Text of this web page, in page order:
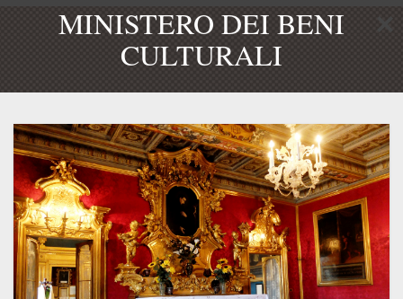
MINISTERO DEI BENI
CULTURALI